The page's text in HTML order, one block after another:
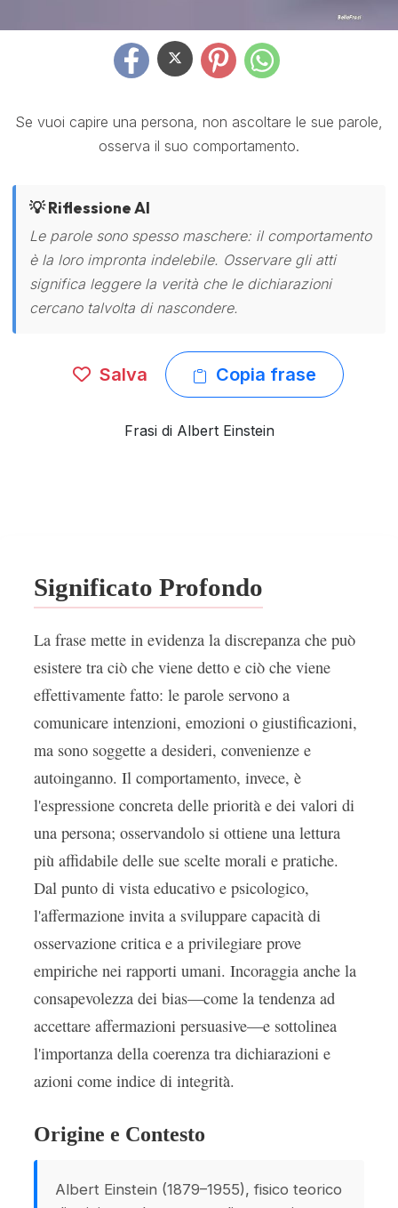
Se vuoi capire una persona, non ascoltare le sue parole,
osserva il suo comportamento.
💡 Riflessione AI
Le parole sono spesso maschere: il comportamento
è la loro impronta indelebile. Osservare gli atti
significa leggere la verità che le dichiarazioni
cercano talvolta di nascondere.
Salva Copia frase
Frasi di Albert Einstein
Significato Profondo
La frase mette in evidenza la discrepanza che può
esistere tra ciò che viene detto e ciò che viene
effettivamente fatto: le parole servono a
comunicare intenzioni, emozioni o giustificazioni,
ma sono soggette a desideri, convenienze e
autoinganno. Il comportamento, invece, è
l'espressione concreta delle priorità e dei valori di
una persona; osservandolo si ottiene una lettura
più affidabile delle sue scelte morali e pratiche.
Dal punto di vista educativo e psicologico,
l'affermazione invita a sviluppare capacità di
osservazione critica e a privilegiare prove
empiriche nei rapporti umani. Incoraggia anche la
consapevolezza dei bias—come la tendenza ad
accettare affermazioni persuasive—e sottolinea
l'importanza della coerenza tra dichiarazioni e
azioni come indice di integrità.
Origine e Contesto
Albert Einstein (1879–1955), fisico teorico